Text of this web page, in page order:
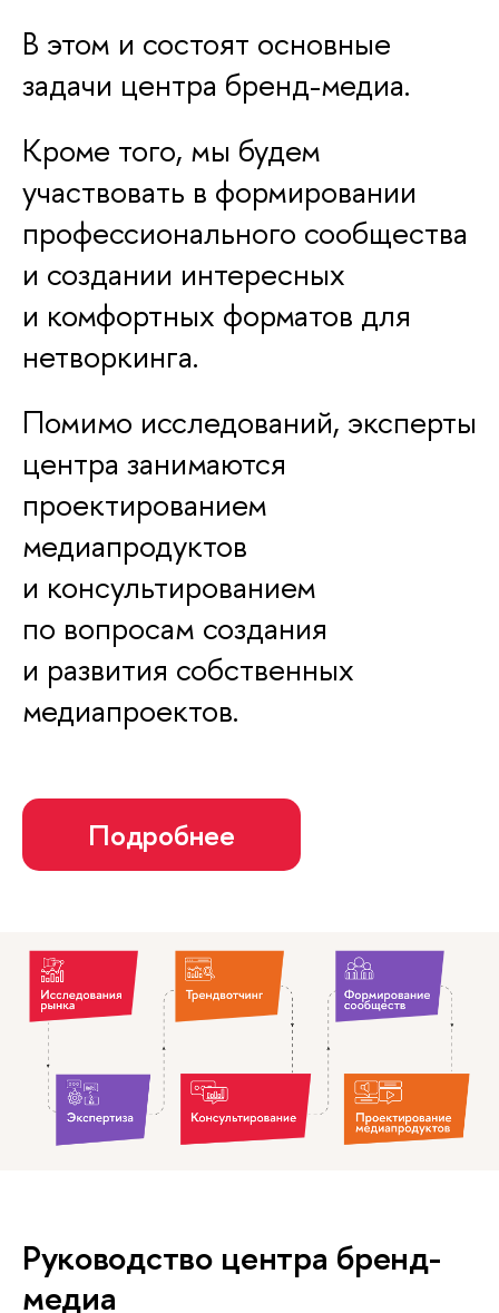
В этом и состоят основные
задачи центра бренд-медиа.
Кроме того, мы будем
участвовать в формировании
профессионального сообщества
и создании интересных
и комфортных форматов для
нетворкинга.
Помимо исследований, эксперты
центра занимаются
проектированием
медиапродуктов
и консультированием
по вопросам создания
и развития собственных
медиапроектов.
Подробнее
Руководство центра бренд-
медиа